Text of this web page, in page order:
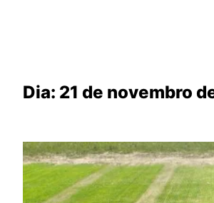
Dia: 21 de novembro